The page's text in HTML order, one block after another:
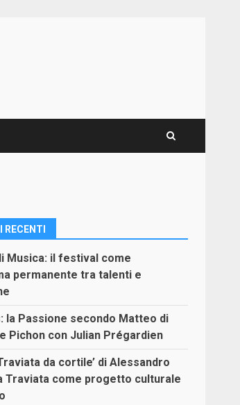
RECENTI
Musica: il festival come
permanente tra talenti e
la Passione secondo Matteo di
Pichon con Julian Prégardien
da cortile’ di Alessandro
Traviata come progetto culturale